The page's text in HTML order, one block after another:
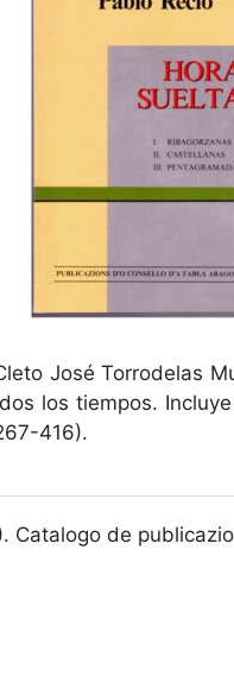
José Torrodelas
los tiempos.
416).
Catalogo de